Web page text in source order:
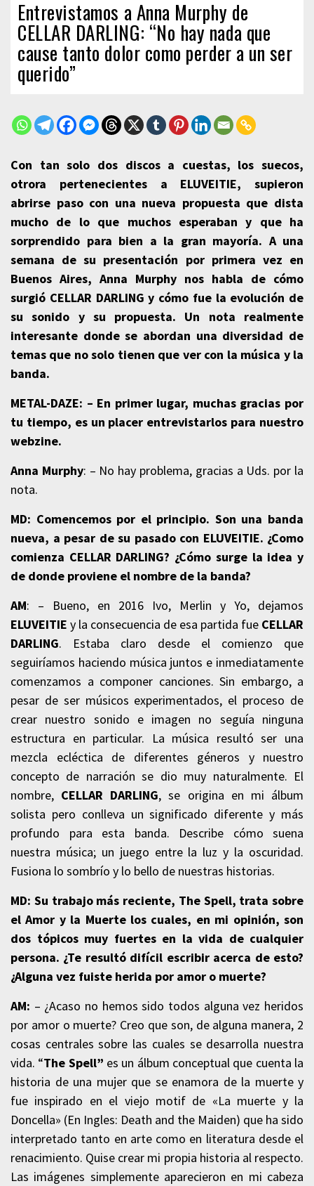
Entrevistamos a Anna Murphy de
CELLAR DARLING: “No hay nada que
cause tanto dolor como perder a un ser
querido”
Con tan solo dos discos a cuestas, los suecos,
otrora pertenecientes a ELUVEITIE, supieron
abrirse paso con una nueva propuesta que dista
mucho de lo que muchos esperaban y que ha
sorprendido para bien a la gran mayoría. A una
semana de su presentación por primera vez en
Buenos Aires, Anna Murphy nos habla de cómo
surgió CELLAR DARLING y cómo fue la evolución de
su sonido y su propuesta. Un nota realmente
interesante donde se abordan una diversidad de
temas que no solo tienen que ver con la música y la
banda.
METAL-DAZE: – En primer lugar, muchas gracias por
tu tiempo, es un placer entrevistarlos para nuestro
webzine.
Anna Murphy: – No hay problema, gracias a Uds. por la
nota.
MD: Comencemos por el principio. Son una banda
nueva, a pesar de su pasado con ELUVEITIE. ¿Como
comienza CELLAR DARLING? ¿Cómo surge la idea y
de donde proviene el nombre de la banda?
AM: – Bueno, en 2016 Ivo, Merlin y Yo, dejamos
ELUVEITIE y la consecuencia de esa partida fue CELLAR
DARLING. Estaba claro desde el comienzo que
seguiríamos haciendo música juntos e inmediatamente
comenzamos a componer canciones. Sin embargo, a
pesar de ser músicos experimentados, el proceso de
crear nuestro sonido e imagen no seguía ninguna
estructura en particular. La música resultó ser una
mezcla ecléctica de diferentes géneros y nuestro
concepto de narración se dio muy naturalmente. El
nombre, CELLAR DARLING, se origina en mi álbum
solista pero conlleva un significado diferente y más
profundo para esta banda. Describe cómo suena
nuestra música; un juego entre la luz y la oscuridad.
Fusiona lo sombrío y lo bello de nuestras historias.
MD: Su trabajo más reciente, The Spell, trata sobre
el Amor y la Muerte los cuales, en mi opinión, son
dos tópicos muy fuertes en la vida de cualquier
persona. ¿Te resultó difícil escribir acerca de esto?
¿Alguna vez fuiste herida por amor o muerte?
AM: – ¿Acaso no hemos sido todos alguna vez heridos
por amor o muerte? Creo que son, de alguna manera, 2
cosas centrales sobre las cuales se desarrolla nuestra
vida. “The Spell” es un álbum conceptual que cuenta la
historia de una mujer que se enamora de la muerte y
fue inspirado en el viejo motif de «La muerte y la
Doncella» (En Ingles: Death and the Maiden) que ha sido
interpretado tanto en arte como en literatura desde el
renacimiento. Quise crear mi propia historia al respecto.
Las imágenes simplemente aparecieron en mi cabeza